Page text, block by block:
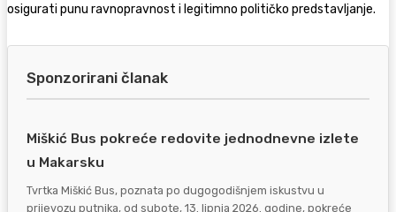
osigurati punu ravnopravnost i legitimno političko predstavljanje.
Sponzorirani članak
Miškić Bus pokreće redovite jednodnevne izlete
u Makarsku
Tvrtka Miškić Bus, poznata po dugogodišnjem iskustvu u
prijevozu putnika, od subote, 13. lipnja 2026. godine, pokreće